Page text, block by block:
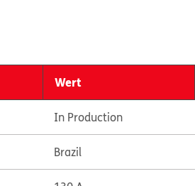
Wert
In Production
Brazil